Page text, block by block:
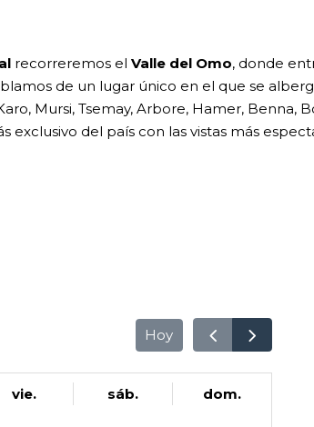
recorreremos el Valle del Omo, donde
de un lugar único en el que se
Mursi, Tsemay, Arbore, Hamer, Benna,
exclusivo del país con las vistas más
Hoy
vie. sáb. dom.